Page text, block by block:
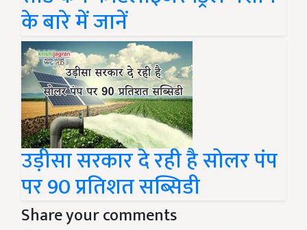
के बारे में जानें
उड़ीसा सरकार दे रही है सोलर पंप
पर 90 प्रतिशत सब्सिडी
Share your comments